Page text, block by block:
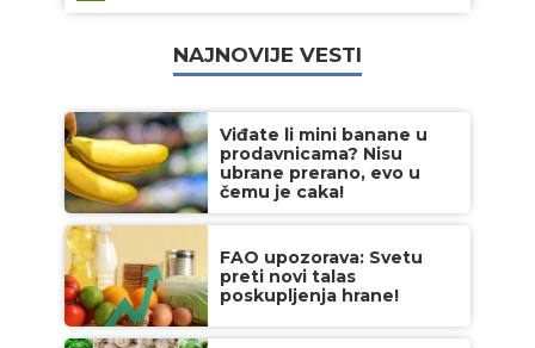
NAJNOVIJE VESTI
Viđate li mini banane u
prodavnicama? Nisu
ubrane prerano, evo u
čemu je caka!
FAO upozorava: Svetu
preti novi talas
poskupljenja hrane!